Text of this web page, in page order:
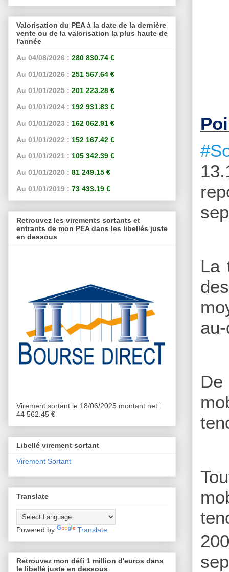
La
Valorisation du PEA à la date de la dernière
vente ou de la valorisation la plus haute de
l'année
Au 04/08/2026 : 280 830.74 €
Au 01/01/2026 : 251 567.64 €
Au 01/01/2025 : 201 223.28 €
Au 01/01/2024 : 192 931.83 €
Au 01/01/2023 : 162 062.91 €
Au 01/01/2022 : 152 167.42 €
Au 01/01/2021 : 105 342.39 €
Au 01/01/2020 : 81 249.15 €
Au 01/01/2019 : 73 433.19 €
Retrouvez les virements sortants et
entrants de mon PEA dans les libellés juste
en dessous
Virement sortant le 18/06/2025 montant net :
44 562.45 €
Libellé virement sortant
Virement Sortant
Translate
Powered by Translate
Retrouvez mon défi 1 million d'euros dans
le libellé juste en dessous